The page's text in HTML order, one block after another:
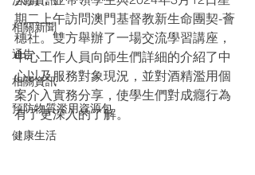
相關新聞
通告
相關資訊
預防物質濫用資源包
健康生活
期二上午訪問澳門基督教新生命團契-薈
穗社。雙方舉辦了一場交流學習講座，
中心工作人員向師生們詳細的介紹了中
心以及服務對象現況，並對酒精濫用個
案介入實務分享，使學生們對成癮行為
有了更深入的了解。